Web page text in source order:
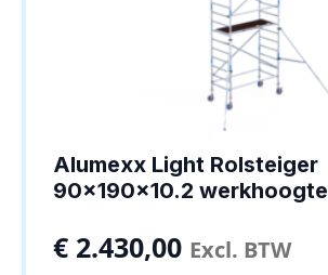
Alumexx Light Rolsteiger
90x190x10.2 werkhoogte
€ 2.430,00 Excl. BTW